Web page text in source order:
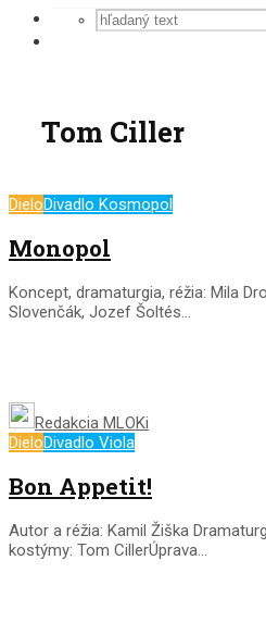
Tom Ciller
DieloDivadlo Kosmopol
Monopol
Koncept, dramaturgia, réžia: Mila
Slovenčák, Jozef Šoltés...
Redakcia MLOKi
DieloDivadlo Viola
Bon Appetit!
Autor a réžia: Kamil Žiška
kostýmy: Tom CillerÚprava...